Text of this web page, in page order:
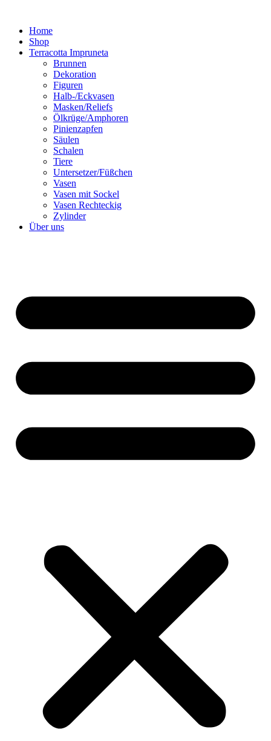
springenHome
Shop
Terracotta Impruneta
Brunnen
Dekoration
Figuren
Halb-/Eckvasen
Masken/Reliefs
Ölkrüge/Amphoren
Pinienzapfen
Säulen
Schalen
Tiere
Untersetzer/Füßchen
Vasen
Vasen mit Sockel
Vasen Rechteckig
Zylinder
Über uns